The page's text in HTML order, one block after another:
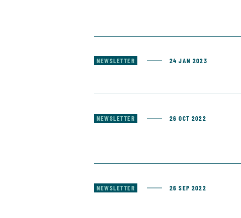
NEWSLETTER 24 JAN 2023
NEWSLETTER 26 OCT 2022
NEWSLETTER 26 SEP 2022